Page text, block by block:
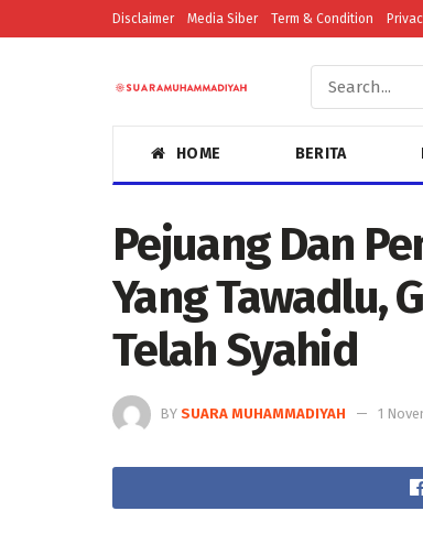
Disclaimer Media Siber Term & Condition
HOME BERITA
Pejuang Dan
Yang Tawadlu,
Telah Syahid
BY SUARA MUHAMMADIYAH 1